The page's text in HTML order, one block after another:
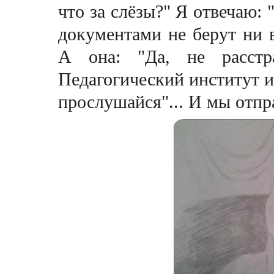
что за слёзы?" Я
документами не берут ни
А она: "Да, не
Педагогический
прослушайся"... И мы